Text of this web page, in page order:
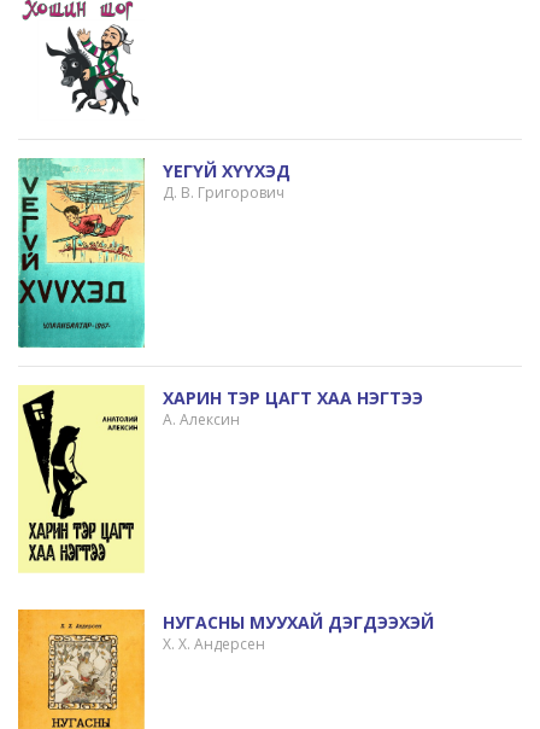
ҮЕГҮЙ ХҮҮХЭД
Д. В. Григорович
ХАРИН ТЭР ЦАГТ ХАА НЭГТЭЭ
А. Алексин
НУГАСНЫ МУУХАЙ ДЭГДЭЭХЭЙ
Х. Х. Андерсен